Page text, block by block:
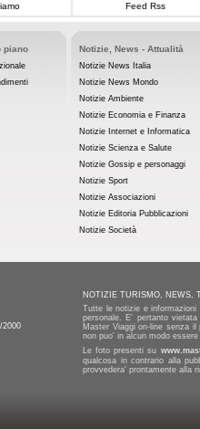
Feed Rss
piano Notizie, News - Attualità
Notizie News Italia
Notizie News Mondo
Notizie Ambiente
Notizie Economia e Finanza
Notizie Internet e Informatica
Notizie Scienza e Salute
Notizie Gossip e personaggi
Notizie Sport
Notizie Associazioni
Notizie Editoria Pubblicazioni
Notizie Società
2000
NOTIZIE TURISMO, NEWS,
Tutte le notizie e informazioni
personale. E' pertanto
Master Viaggi on-line senza
non puo' in alcun modo
Le foto presenti su
qualcosa in contrario alla
provvedera' prontamente alla